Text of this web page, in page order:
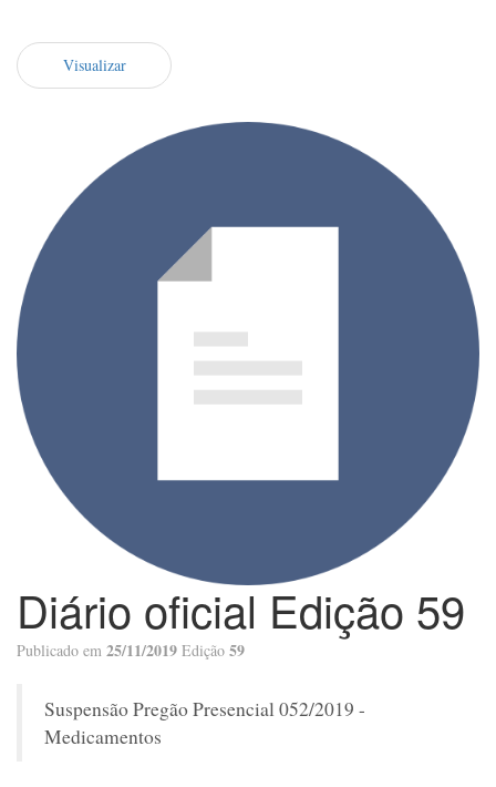
Visualizar
Diário oficial Edição 59
Publicado em 25/11/2019 Edição 59
Suspensão Pregão Presencial 052/2019 -
Medicamentos